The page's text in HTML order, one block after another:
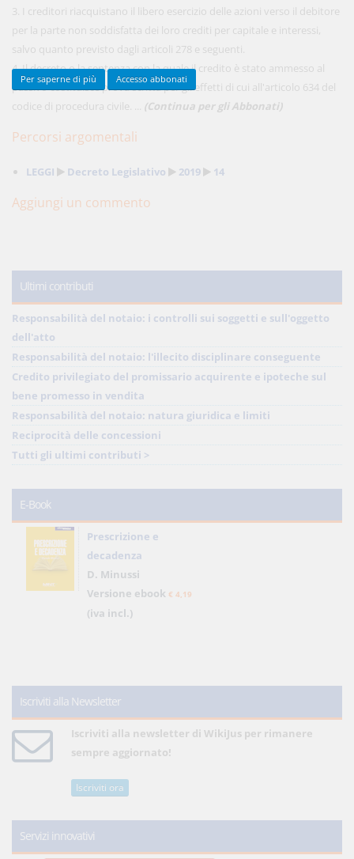
3. I creditori riacquistano il libero esercizio delle azioni verso il debitore
per la parte non soddisfatta dei loro crediti per capitale e interessi,
salvo quanto previsto dagli articoli 278 e seguenti.
4. Il decreto o la sentenza con la quale il credito è stato ammesso al
passivo costituisce prova scritta per gli effetti di cui all'articolo 634 del
codice di procedura civile. ... (Continua per gli Abbonati)
Percorsi argomentali
LEGGI Decreto Legislativo 2019 14
Aggiungi un commento
Ultimi contributi
Responsabilità del notaio: i controlli sui soggetti e sull'oggetto
dell'atto
Responsabilità del notaio: l'illecito disciplinare conseguente
Credito privilegiato del promissario acquirente e ipoteche sul
bene promesso in vendita
Responsabilità del notaio: natura giuridica e limiti
Reciprocità delle concessioni
Tutti gli ultimi contributi >
E-Book
Prescrizione e
decadenza
D. Minussi
Versione ebook € 4,19
(iva incl.)
Iscriviti alla Newsletter
Iscriviti alla newsletter di WikiJus per rimanere
sempre aggiornato!
Iscriviti ora
Servizi innovativi
Acquista ora
Per saperne di più Accesso abbonati